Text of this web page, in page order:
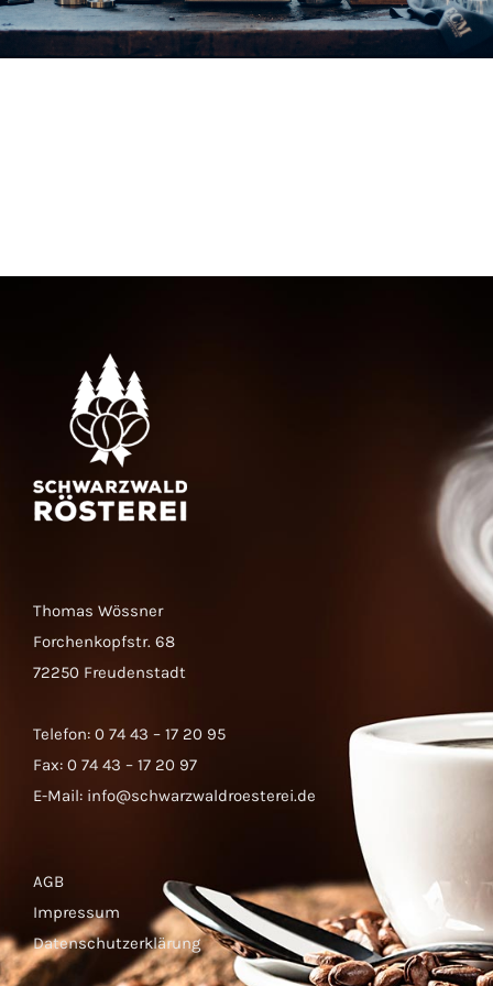
Thomas Wössner
Forchenkopfstr. 68
72250 Freudenstadt
Telefon: 0 74 43 – 17 20 95
Fax: 0 74 43 – 17 20 97
E-Mail: info@schwarzwaldroesterei.de
AGB
Impressum
Datenschutzerklärung